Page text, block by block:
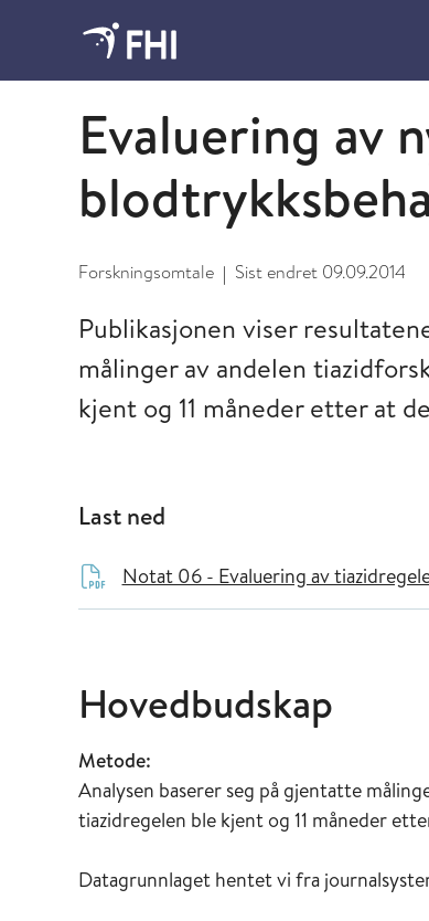
2009 og eldre publikasjoner fra FHI
Evaluering av
Forskningsomtale | Sist endret 09.09.2014
Publikasjonen viser
målinger av andelen
kjent og 11 måneder etter at
Last ned
Notat 06 - Evaluering av
Hovedbudskap
Metode:
Analysen baserer seg på gjentatte
tiazidregelen ble kjent og 11 måneder
Datagrunnlaget hentet vi fra